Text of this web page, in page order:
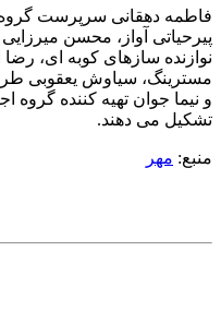
فاطمه دهقانی سرپرست
پیرحیاتی آواز، محسن
نوازنده سازهای کوبه ای،
مسترینگ، سیاوش یعقوبی
و نیما جوان تهیه کننده گروه
تشکیل می دهند.
منبع: مهر